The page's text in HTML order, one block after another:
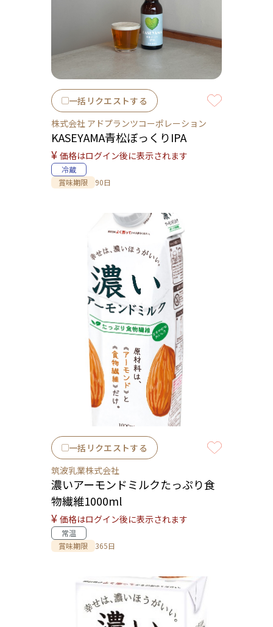
一括リクエストする
株式会社 アドプランツコーポレーション
KASEYAMA青松ぼっくりIPA
¥ 価格はログイン後に表示されます
冷蔵
賞味期限
90日
一括リクエストする
筑波乳業株式会社
濃いアーモンドミルクたっぷり食
物繊維1000ml
¥ 価格はログイン後に表示されます
常温
賞味期限
365日